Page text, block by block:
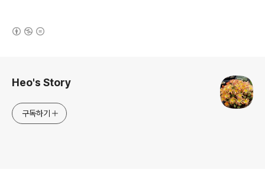
Heo's Story
구독하기